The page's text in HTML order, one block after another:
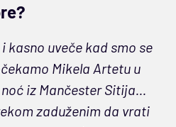
kasno uveče kad smo se
Mikela Artetu u
iz Mančester Sitija...
zaduženim da vrati